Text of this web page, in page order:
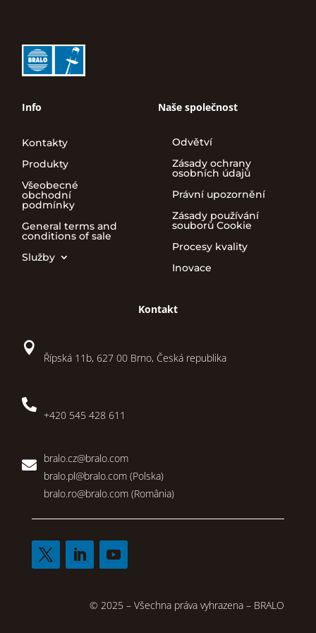
Info
Kontakty
Produkty
Všeobecné
obchodní
podmínky
General terms and
conditions of sale
Služby
Naše společnost
Odvětví
Zásady ochrany
osobních údajů
Právní upozornění
Zásady používání
souborů Cookie
Procesy kvality
Inovace
Kontakt

Řípská 11b, 627 00 Brno, Česká republika

+420 545 428 611
 bralo.cz@bralo.com
bralo.pl@bralo.com (Polska)
bralo.ro@bralo.com (România)
© 2025 – Všechna práva vyhrazena – BRALO